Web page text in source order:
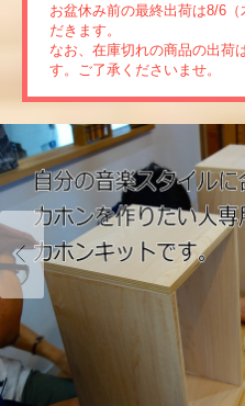
お盆休み前の最終出荷は8/6
だきます。
なお、在庫切れの商品の出荷
す。ご了承くださいませ。